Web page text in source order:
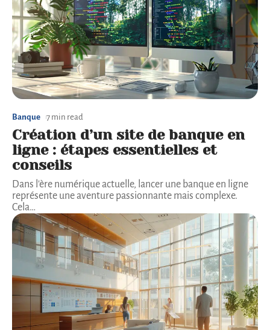
Banque 7 min read
Création d’un site de banque en
ligne : étapes essentielles et
conseils
Dans l'ère numérique actuelle, lancer une banque en ligne
représente une aventure passionnante mais complexe.
Cela…